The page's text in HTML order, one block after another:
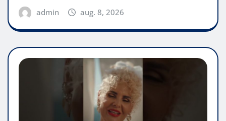
admin aug. 8, 2026